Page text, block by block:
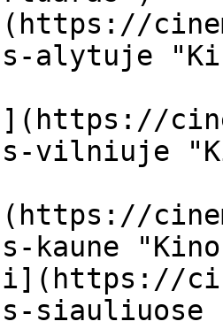
alytuje
vilniuje
kaune